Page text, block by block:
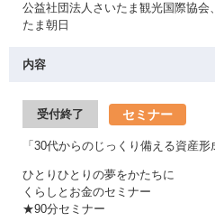
公益社団法人さいたま観光国際協
たま朝日
内容
受付終了 セミナー
「30代からのじっくり備える資産形
ひとりひとりの夢をかたちに
くらしとお金のセミナー
★90分セミナー